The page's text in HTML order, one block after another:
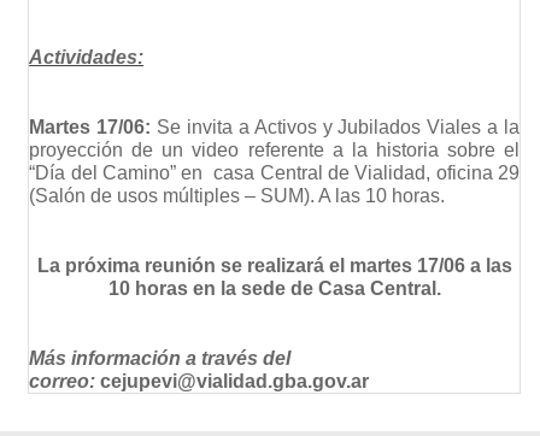
Actividades:
Martes 17/06: Se invita a Activos y Jubilados Viales a la
proyección de un video referente a la historia sobre el
“Día del Camino” en casa Central de Vialidad, oficina 29
(Salón de usos múltiples – SUM). A las 10 horas.
La próxima reunión se realizará el martes 17/06 a las
10 horas en la sede de Casa Central.
Más información a través del
correo: cejupevi@vialidad.gba.gov.ar